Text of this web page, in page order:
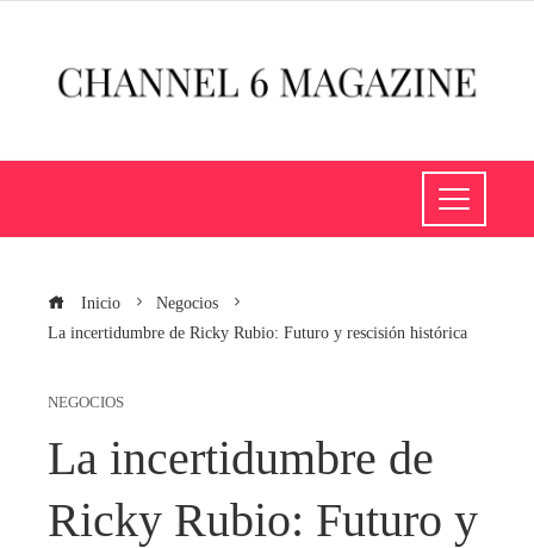
Inicio
Negocios
La incertidumbre de Ricky Rubio: Futuro y rescisión histórica
NEGOCIOS
La incertidumbre de
Ricky Rubio: Futuro y